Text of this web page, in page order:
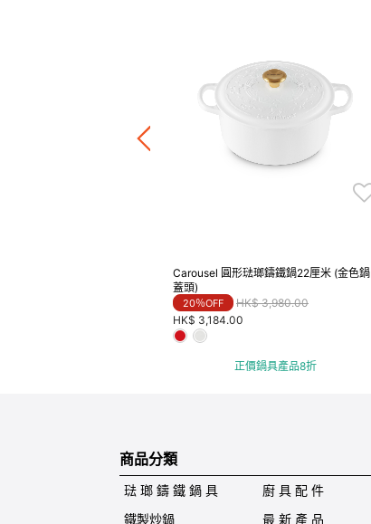
Carousel 圓形琺瑯鑄鐵鍋22厘米 (金色鍋
蓋頭)
20％OFF Price reduced from
HK$ 3,980.00to
HK$ 3,184.00
正價鍋具產品8折
商品分類
琺 瑯 鑄 鐵 鍋 具
鐵製炒鍋
廚 具 配 件
最 新 產 品